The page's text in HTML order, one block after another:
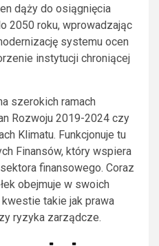
dąży do osiągnięcia
2050 roku, wprowadzając
systemu ocen
instytucji chroniącej
szerokich ramach
Rozwoju 2019-2024 czy
Klimatu. Funkcjonuje tu
Finansów, który wspiera
finansowego. Coraz
obejmuje w swoich
takie jak prawa
ryzyka zarządcze.